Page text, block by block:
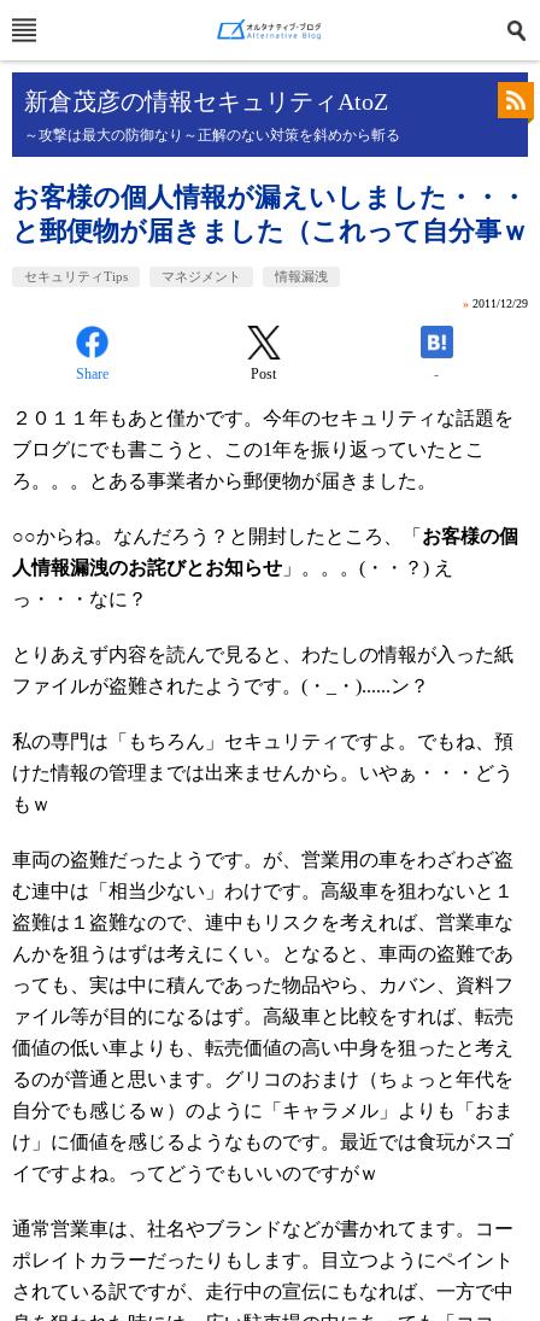
新倉茂彦の情報セキュリティAtoZ
～攻撃は最大の防御なり～正解のない対策を斜めから斬る
お客様の個人情報が漏えいしました・・・
と郵便物が届きました（これって自分事ｗ
セキュリティTips マネジメント 情報漏洩
» 2011/12/29
Share Post -
２０１１年もあと僅かです。今年のセキュリティな話題を
ブログにでも書こうと、この1年を振り返っていたとこ
ろ。。。とある事業者から郵便物が届きました。
○○からね。なんだろう？と開封したところ、「 お客様の個
人情報漏洩のお詫びとお知らせ 」。。。(・・？) え
っ・・・なに？
とりあえず内容を読んで見ると、わたしの情報が入った紙
ファイルが盗難されたようです。(・_・)......ン？
私の専門は「もちろん」セキュリティですよ。でもね、預
けた情報の管理までは出来ませんから。いやぁ・・・どう
もｗ
車両の盗難だったようです。が、営業用の車をわざわざ盗
む連中は「相当少ない」わけです。高級車を狙わないと１
盗難は１盗難なので、連中もリスクを考えれば、営業車な
んかを狙うはずは考えにくい。となると、車両の盗難であ
っても、実は中に積んであった物品やら、カバン、資料フ
ァイル等が目的になるはず。高級車と比較をすれば、転売
価値の低い車よりも、転売価値の高い中身を狙ったと考え
るのが普通と思います。グリコのおまけ（ちょっと年代を
自分でも感じるｗ）のように「キャラメル」よりも「おま
け」に価値を感じるようなものです。最近では食玩がスゴ
イですよね。ってどうでもいいのですがｗ
通常営業車は、社名やブランドなどが書かれてます。コー
ポレイトカラーだったりもします。目立つようにペイント
されている訳ですが、走行中の宣伝にもなれば、一方で中